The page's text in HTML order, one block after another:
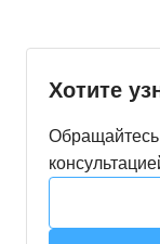
Хотите
Обращайтесь